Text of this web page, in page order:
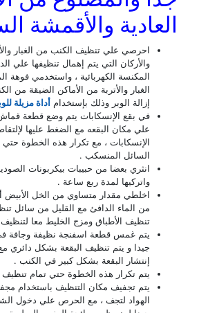
والأقمشة
احرصي علي تنظيف الكنب من الغبار والأتربة مع
والأركان التي يتم إهمال تنظيفها علي الدوام
المكنسة الكهربائية ، واستخدمي فوهة المكنسة
الغبار والأتربة من الأماكن الضيقة من الكنب ،
إزالة الوبر وذلك بإستخدامأداة مزيلة للوبر .
في بقع الإنسكابات يتم وضع قطعة قماش نظيفه
علي مكان البقعه مع الضغط عليها لإلتقاط أكبر
الإنسكابات ، مع تكرار هذه الخطوة حتي يتم
السائل المنسكب .
انثري بعضا من حبيبات بيكربونات الصوديوم علي
واتركيها لمدة ربع ساعة .
اخلطي مقدار متساوي من الخل الأبيض أو خل
من الماء الدافئ مع القليل من سائل تنظيف
تنظيف الأطباق ومزج الخليط معا لتنظيف بقع
يتم غمس قطعة اسفنجة نظيفة وجافة في
جيدا و يتم تنظيف البقعة بشكل دائري مع
إنتشار البقعة بشكل كبير في الكنب .
يتم تكرار هذه الخطوة حتي تمام تنظيف الكنب .
يتم تجفيف مكان التنظيف باستخدام مجفف الشعر
الهواد لتجف ، مع الحرص علي دخول الشمس